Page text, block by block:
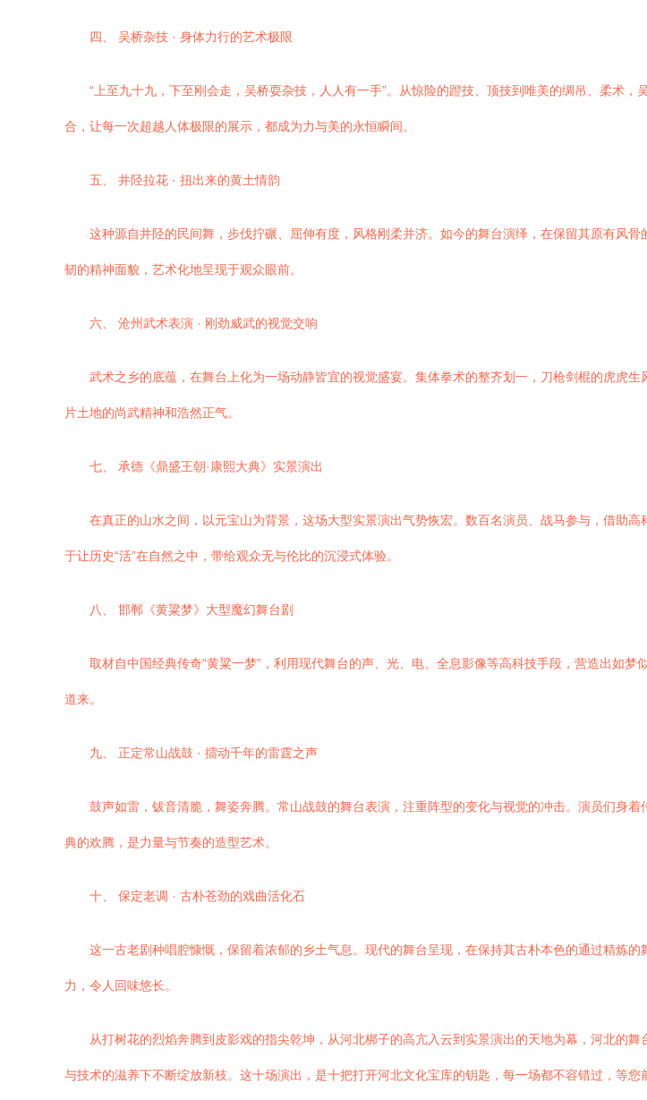
四、 吴桥杂技 · 身体力行的艺术极限
“上至九十九，下至刚会走，吴桥耍杂技，人人有一手”。从惊险的蹬技、顶技到唯美的绸吊、柔术
合，让每一次超越人体极限的展示，都成为力与美的永恒瞬间。
五、 井陉拉花 · 扭出来的黄土情韵
这种源自井陉的民间舞，步伐拧碾、屈伸有度，风格刚柔并济。如今的舞台演绎，在保留其原有风
韧的精神面貌，艺术化地呈现于观众眼前。
六、 沧州武术表演 · 刚劲威武的视觉交响
武术之乡的底蕴，在舞台上化为一场动静皆宜的视觉盛宴。集体拳术的整齐划一，刀枪剑棍的虎虎
片土地的尚武精神和浩然正气。
七、 承德《鼎盛王朝·康熙大典》实景演出
在真正的山水之间，以元宝山为背景，这场大型实景演出气势恢宏。数百名演员、战马参与，借助
于让历史“活”在自然之中，带给观众无与伦比的沉浸式体验。
八、 邯郸《黄粱梦》大型魔幻舞台剧
取材自中国经典传奇“黄粱一梦”，利用现代舞台的声、光、电、全息影像等高科技手段，营造出如
道来。
九、 正定常山战鼓 · 擂动千年的雷霆之声
鼓声如雷，钹音清脆，舞姿奔腾。常山战鼓的舞台表演，注重阵型的变化与视觉的冲击。演员们身
典的欢腾，是力量与节奏的造型艺术。
十、 保定老调 · 古朴苍劲的戏曲活化石
这一古老剧种唱腔慷慨，保留着浓郁的乡土气息。现代的舞台呈现，在保持其古朴本色的通过精炼
力，令人回味悠长。
从打树花的烈焰奔腾到皮影戏的指尖乾坤，从河北梆子的高亢入云到实景演出的天地为幕，河北的
与技术的滋养下不断绽放新枝。这十场演出，是十把打开河北文化宝库的钥匙，每一场都不容错过，等您